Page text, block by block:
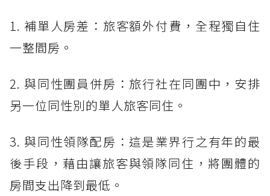
1. 補單人房差：旅客額外付費，全程獨自住
一整間房。
2. 與同性團員併房：旅行社在同團中，安排
另一位同性別的單人旅客同住。
3. 與同性領隊配房：這是業界行之有年的最
後手段，藉由讓旅客與領隊同住，將團體的
房間支出降到最低。